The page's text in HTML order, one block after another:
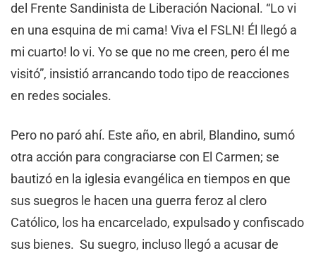
del Frente Sandinista de Liberación Nacional. “Lo vi
en una esquina de mi cama! Viva el FSLN! Él llegó a
mi cuarto! lo vi. Yo se que no me creen, pero él me
visitó”, insistió arrancando todo tipo de reacciones
en redes sociales.
Pero no paró ahí. Este año, en abril, Blandino, sumó
otra acción para congraciarse con El Carmen; se
bautizó en la iglesia evangélica en tiempos en que
sus suegros le hacen una guerra feroz al clero
Católico, los ha encarcelado, expulsado y confiscado
sus bienes. Su suegro, incluso llegó a acusar de